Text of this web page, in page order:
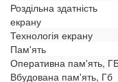
Роздільна здатність
екрану
Технологія екрану
Пам'ять
Оперативна пам'ять,
Вбудована пам'ять, Гб